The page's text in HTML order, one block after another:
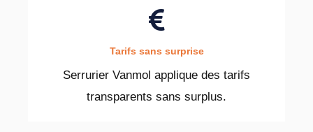
Tarifs sans surprise
Serrurier Vanmol applique des tarifs
transparents sans surplus.